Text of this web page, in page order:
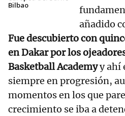
Bilbao
añadido
Fue descubierto con
en Dakar por los
Basketball Academyy ahí
siempre en progresión,
momentos en los que
crecimiento se iba a